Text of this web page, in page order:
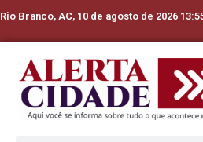
Rio Branco, AC, 10 de agosto de 2026